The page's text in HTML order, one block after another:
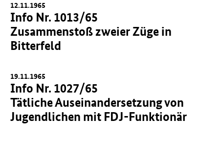
12.11.1965
Info Nr. 1013/65
Zusammenstoß zweier Züge in
Bitterfeld
19.11.1965
Info Nr. 1027/65
Tätliche Auseinandersetzung von
Jugendlichen mit FDJ-Funktionär